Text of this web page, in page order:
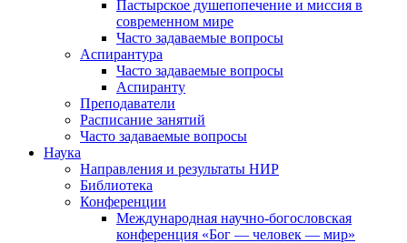
Пастырское душепопечение и миссия в
современном мире
Часто задаваемые вопросы
Аспирантура
Часто задаваемые вопросы
Аспиранту
Преподаватели
Расписание занятий
Часто задаваемые вопросы
Наука
Направления и результаты НИР
Библиотека
Конференции
Международная научно-богословская
конференция «Бог — человек — мир»